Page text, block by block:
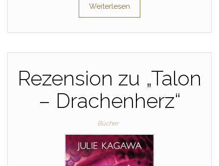
Weiterlesen
Rezension zu „Talon
– Drachenherz“
Bücher